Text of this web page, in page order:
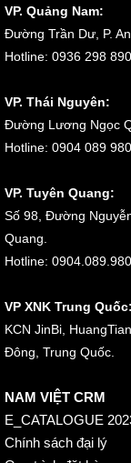
VP. Quảng Nam:
Đường Trần Dư, P.
Hotline: 0936 298
VP. Thái Nguyên:
Đường Lương Ngọc
Hotline: 0904 089
VP. Tuyên Quang:
Số 98, Đường
Quang.
Hotline:
VP XNK Trung Quốc:
KCN JinBi,
Đông, Trung Quốc.
NAM VIỆT CRM
E_CATALOGUE
Chính sách đại lý